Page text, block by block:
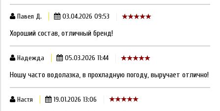
Павел Д. 03.04.2026 09:53
Хороший состав, отличный бренд!
Надежда 05.03.2026 11:44
Ношу часто водолазка, в прохладную погоду, выручает отлично!
Настя 19.01.2026 13:06